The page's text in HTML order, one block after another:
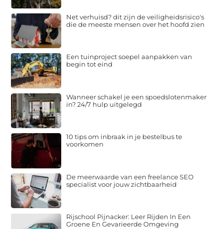
Net verhuisd? dit zijn de veiligheidsrisico's
die de meeste mensen over het hoofd zien
Een tuinproject soepel aanpakken van
begin tot eind
Wanneer schakel je een spoedslotenmaker
in? 24/7 hulp uitgelegd
10 tips om inbraak in je bestelbus te
voorkomen
De meerwaarde van een freelance SEO
specialist voor jouw zichtbaarheid
Rijschool Pijnacker: Leer Rijden In Een
Groene En Gevarieerde Omgeving